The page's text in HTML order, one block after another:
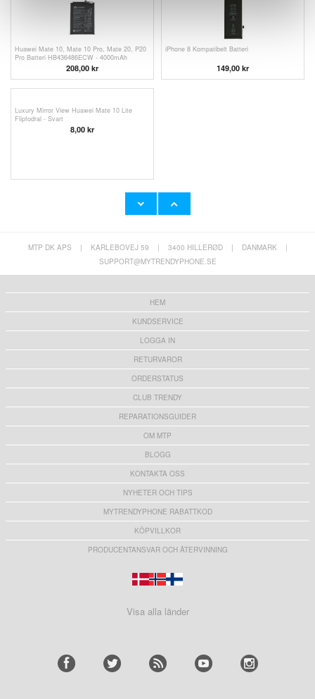
Huawei Mate 10, Mate 10 Pro, Mate 20, P20
Pro Batteri HB436486ECW - 4000mAh
208,00 kr
iPhone 8 Kompatibelt Batteri
149,00 kr
Luxury Mirror View Huawei Mate 10 Lite
Flipfodral - Svart
8,00 kr
MTP DK APS | KARLEBOVEJ 59 | 3400 HILLERØD | DANMARK
|
SUPPORT@MYTRENDYPHONE.SE
HEM
KUNDSERVICE
LOGGA IN
RETURVAROR
ORDERSTATUS
CLUB TRENDY
REPARATIONSGUIDER
OM MTP
BLOGG
KONTAKTA OSS
NYHETER OCH TIPS
MYTRENDYPHONE RABATTKOD
KÖPVILLKOR
PRODUCENTANSVAR OCH ÅTERVINNING
Visa alla länder